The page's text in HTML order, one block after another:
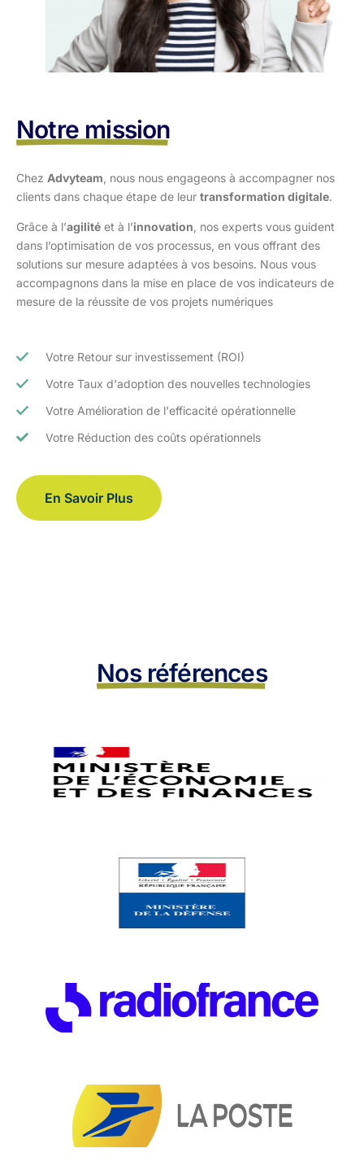
Notre mission
Chez Advyteam , nous nous engageons à accompagner nos
clients dans chaque étape de leur transformation digitale.
Grâce à l’agilité et à l’innovation , nos experts vous guident
dans l’optimisation de vos processus, en vous offrant des
solutions sur mesure adaptées à vos besoins. Nous vous
accompagnons dans la mise en place de vos indicateurs de
mesure de la réussite de vos projets numériques
Votre Retour sur investissement (ROI)
Votre Taux d'adoption des nouvelles technologies
Votre Amélioration de l'efficacité opérationnelle
Votre Réduction des coûts opérationnels
En Savoir Plus
Nos références